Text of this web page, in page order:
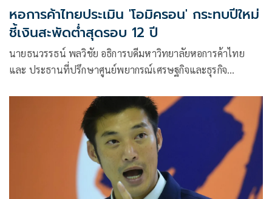
หอการค้าไทยประเมิน 'โอมิครอน' กระทบปีใหม่
ชี้เงินสะพัดต่ำสุดรอบ 12 ปี
นายธนวรรธน์ พลวิชัย อธิการบดีมหาวิทยาลัยหอการค้าไทย
และ ประธานที่ปรึกษาศูนย์พยากรณ์เศรษฐกิจและธุรกิจ
จ่ายของประชาชนในช่วงวันปีใหม่